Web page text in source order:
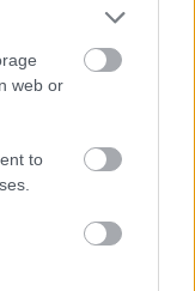
web or
to
Karavi-
az
az Égei-
Cerigottótól 90
fordulnak, és
Iachino
az 1. Csoport
rangjához